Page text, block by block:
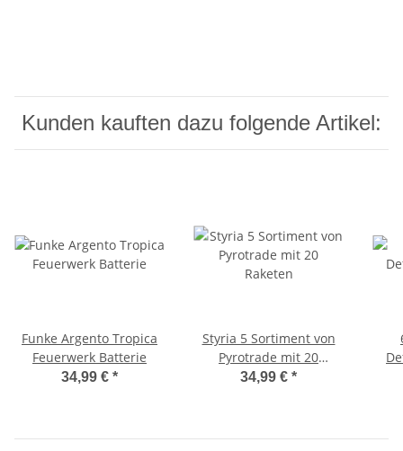
Kunden kauften dazu folgende Artikel:
Funke Argento Tropica
Feuerwerk Batterie
34,99 € *
Styria 5 Sortiment von
Pyrotrade mit 20
Raketen
34,99 € *